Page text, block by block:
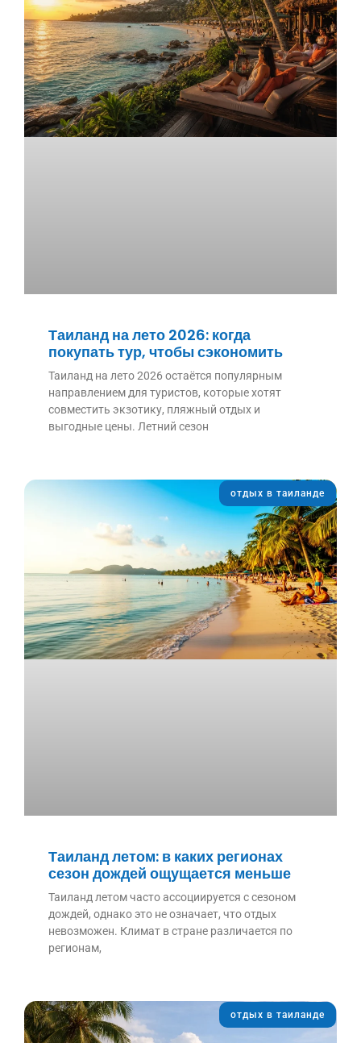
Таиланд на лето 2026: когда
покупать тур, чтобы сэкономить
Таиланд на лето 2026 остаётся популярным
направлением для туристов, которые хотят
совместить экзотику, пляжный отдых и
выгодные цены. Летний сезон
отдых в таиланде
Таиланд летом: в каких регионах
сезон дождей ощущается меньше
Таиланд летом часто ассоциируется с сезоном
дождей, однако это не означает, что отдых
невозможен. Климат в стране различается по
регионам,
отдых в таиланде